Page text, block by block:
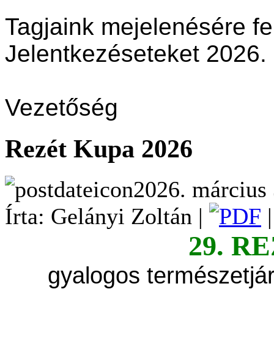
Tagjaink mejelenésére
Jelentkezéseteket
Vezetőség
Rezét Kupa 2026
2026.
Írta: Gelányi Zoltán |
29.
gyalogos